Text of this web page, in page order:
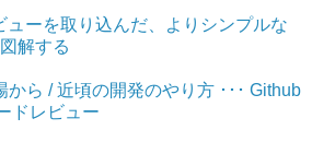
ューを取り込んだ、よりシンプルな
解する
ら / 近頃の開発のやり方 ･･･ Github
ドレビュー